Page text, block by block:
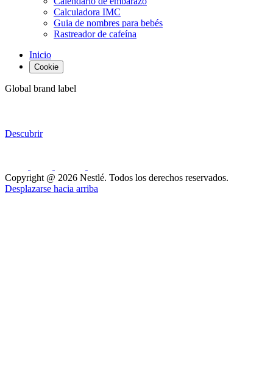
Calculadora IMC
Guia de nombres para bebés
Rastreador de cafeína
Inicio
Cookie
Global brand label
Descubrir
Copyright @ 2026 Nestlé. Todos los derechos reservados.
Desplazarse hacia arriba